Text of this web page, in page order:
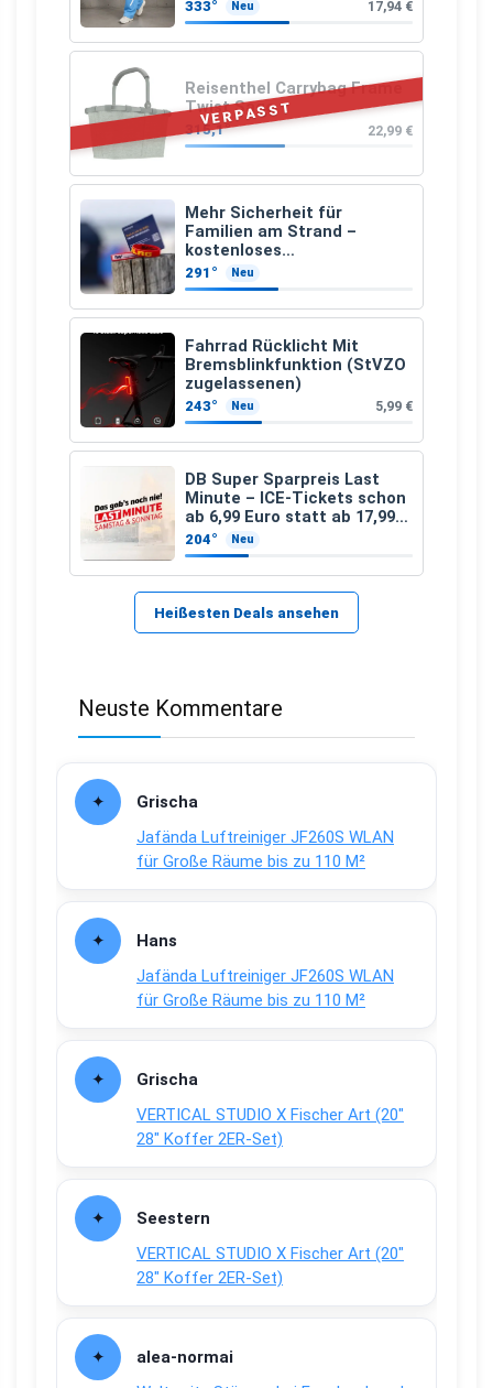
333° Neu 17,94 €
VERPASST
Reisenthel Carrybag Frame
Twist Sage
315,1° 22,99 €
Mehr Sicherheit für
Familien am Strand –
kostenloses
Kindersuchband der DLRG
291° Neu
Fahrrad Rücklicht Mit
Bremsblinkfunktion (StVZO
zugelassenen)
243° Neu 5,99 €
DB Super Sparpreis Last
Minute – ICE-Tickets schon
ab 6,99 Euro statt ab 17,99
Euro
204° Neu
Heißesten Deals ansehen
Neuste Kommentare
Grischa
Jafända Luftreiniger JF260S WLAN
für Große Räume bis zu 110 M²
Hans
Jafända Luftreiniger JF260S WLAN
für Große Räume bis zu 110 M²
Grischa
VERTICAL STUDIO X Fischer Art (20″
28″ Koffer 2ER-Set)
Seestern
VERTICAL STUDIO X Fischer Art (20″
28″ Koffer 2ER-Set)
alea-normai